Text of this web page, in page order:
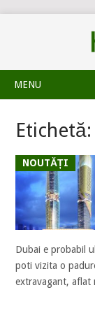
MENU
Etichetă:
NOUTĂȚI
Dubai e probabil
poti vizita o
extravagant, aflat